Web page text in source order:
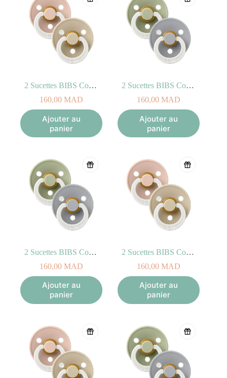
2 Sucettes BIBS Colour Anatomic Blush/Vanilla – GLOW (6-18mois)
160,00 MAD
Ajouter au
panier
2 Sucettes BIBS Colour Anatomic Sage/Cloud – GLOW (0-6mois)
160,00 MAD
Ajouter au
panier
2 Sucettes BIBS Colour Anatomic Sage/Cloud – GLOW (6-18mois)
160,00 MAD
Ajouter au
panier
2 Sucettes BIBS Colour Symetric Blush/Vanilla – GLOW (0-6mois)
160,00 MAD
Ajouter au
panier